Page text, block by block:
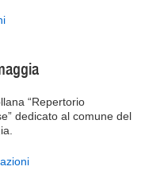
“Repertorio
dedicato al comune del